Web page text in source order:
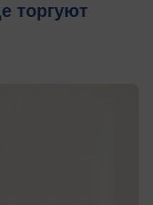
торгуют